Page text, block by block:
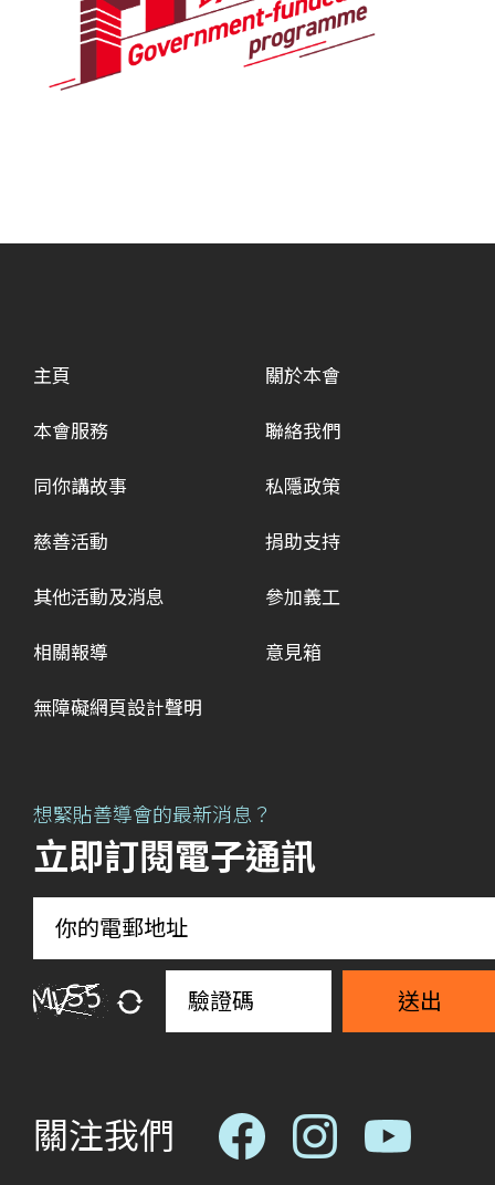
主頁
本會服務
同你講故事
慈善活動
其他活動及消息
相關報導
關於本會
聯絡我們
私隱政策
捐助支持
參加義工
意見箱
無障礙網頁設計聲明
想緊貼善導會的最新消息？
立即訂閱電子通訊
送出
關注我們